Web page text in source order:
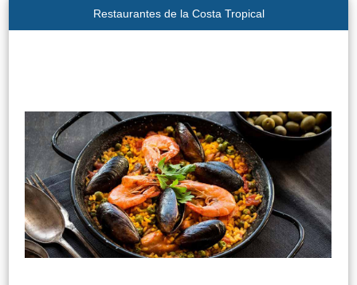
Restaurantes de la Costa Tropical